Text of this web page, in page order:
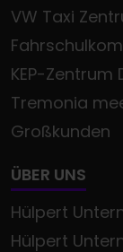
VW Taxi
KEP-Zentrum
Tremonia
Großkunden
ÜBER UNS
Hülpert
Hülpert